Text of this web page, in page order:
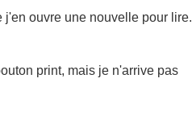
j'en ouvre une nouvelle pour lire.
print, mais je n'arrive pas